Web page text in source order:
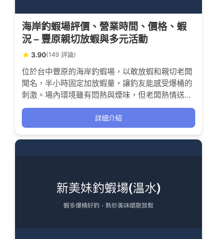
海岸釣蝦場評價、營業時間、價格、蝦
況 – 豐原親切放蝦與多元活動
★ 3.90(149 評論)
位於台中豐原的海岸釣蝦場，以敢放蝦和親切老闆
聞名，半小時固定加放蝦量，讓釣友能感受爆桶的
刺激。場內環境雖有悶熱與煙味，但老闆熱情送蝦
與多元活動，適合喜歡挑戰手感、享受熱鬧氛圍的
釣客。無論新手或有經驗的釣友，都能在這裡找到
屬於自己的釣趣。
詳細介紹